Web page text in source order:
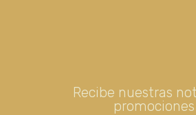
Recibe nuestras
promociones